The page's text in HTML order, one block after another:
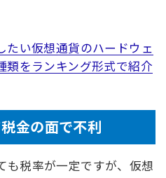
たい仮想通貨のハードウェ
類をランキング形式で紹介
金の面で不利
も税率が一定ですが、仮想